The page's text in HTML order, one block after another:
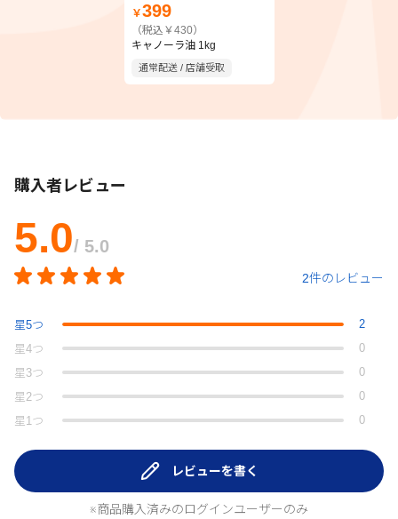
￥399
（税込￥430）
キャノーラ油 1kg
通常配送 / 店舗受取
購入者レビュー
5.0/ 5.0
2件のレビュー
星5つ
2
星4つ
0
星 3つ
0
星 2つ
0
星 1つ 0
レビューを書く
※商品購入済みのログインユーザーのみ